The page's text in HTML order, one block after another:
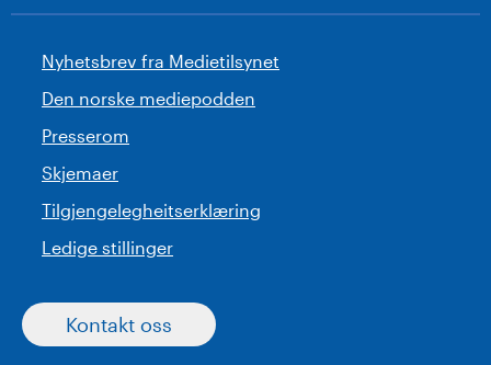
Nyhetsbrev fra Medietilsynet
Den norske mediepodden
Presserom
Skjemaer
Tilgjengelegheitserklæring
Ledige stillinger
Kontakt oss